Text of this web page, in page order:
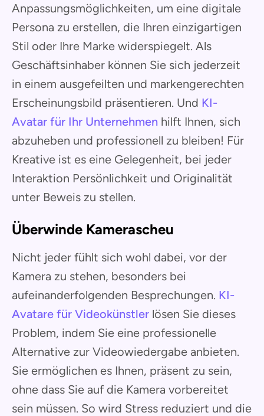
Anpassungsmöglichkeiten, um eine digitale
Persona zu erstellen, die Ihren einzigartigen
Stil oder Ihre Marke widerspiegelt. Als
Geschäftsinhaber können Sie sich jederzeit
in einem ausgefeilten und markengerechten
Erscheinungsbild präsentieren. Und KI-
Avatar für Ihr Unternehmen hilft Ihnen, sich
abzuheben und professionell zu bleiben! Für
Kreative ist es eine Gelegenheit, bei jeder
Interaktion Persönlichkeit und Originalität
unter Beweis zu stellen.
Überwinde Kamerascheu
Nicht jeder fühlt sich wohl dabei, vor der
Kamera zu stehen, besonders bei
aufeinanderfolgenden Besprechungen. KI-
Avatare für Videokünstler lösen Sie dieses
Problem, indem Sie eine professionelle
Alternative zur Videowiedergabe anbieten.
Sie ermöglichen es Ihnen, präsent zu sein,
ohne dass Sie auf die Kamera vorbereitet
sein müssen. So wird Stress reduziert und die